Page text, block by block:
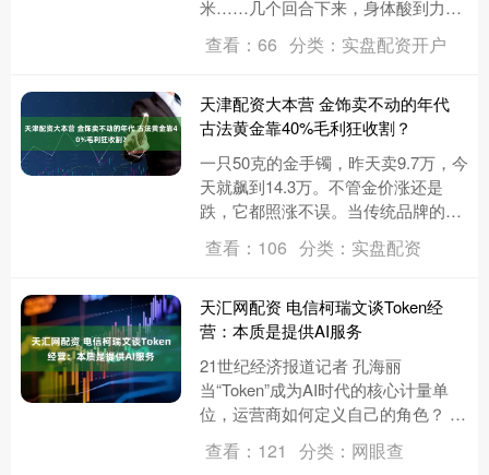
米……几个回合下来，身体酸到力
竭，“虐到想死”，他们也要继续在赛
道上跑下去。动作并不难，被简化
查看：66 分类：实盘配资开户
天津配资大本营 金饰卖不动的年代
古法黄金靠40%毛利狂收割？
一只50克的金手镯，昨天卖9.7万，今
天就飙到14.3万。不管金价涨还是
跌，它都照涨不误。当传统品牌的足
金饰品徘徊在1600元/克时，爆款古法
金的实际克价已突破....
查看：106 分类：实盘配资
天汇网配资 电信柯瑞文谈Token经
营：本质是提供AI服务
21世纪经济报道记者 孔海丽
当“Token”成为AI时代的核心计量单
位，运营商如何定义自己的角色？ 中
国电信董事长柯瑞文在第九届数字中
国建设峰会·智能云生态大....
查看：121 分类：网眼查